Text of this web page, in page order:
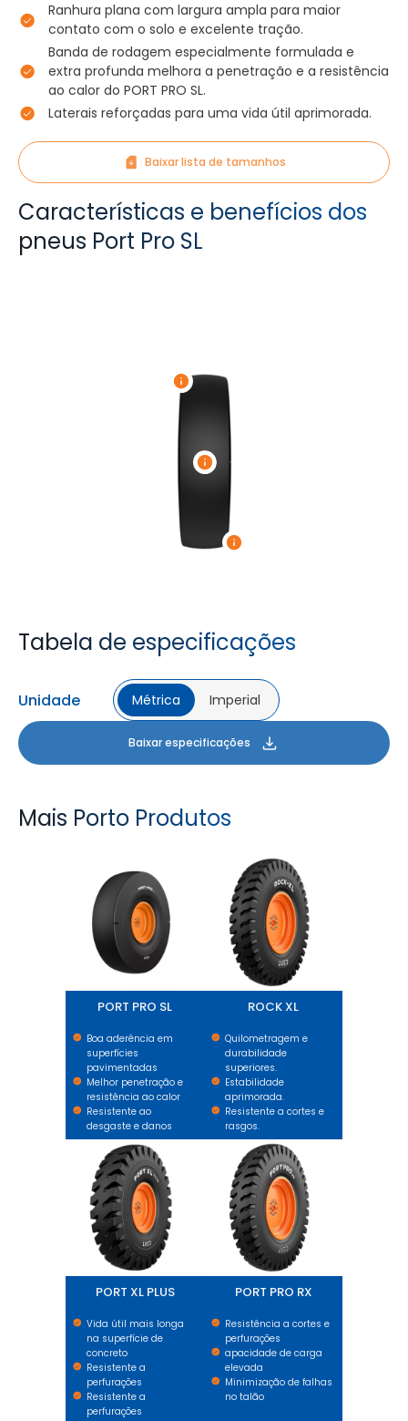
Ranhura plana com largura ampla para maior
contato com o solo e excelente tração.
Banda de rodagem especialmente formulada e
extra profunda melhora a penetração e a resistência
ao calor do PORT PRO SL.
Laterais reforçadas para uma vida útil aprimorada.
Baixar lista de tamanhos
Características e benefícios dos
pneus Port Pro SL
Tabela de especificações
Unidade Métrica Imperial
Baixar especificações
Mais Porto Produtos
PORT PRO SL
Boa aderência em
superfícies
pavimentadas
Melhor penetração e
resistência ao calor
Resistente ao
desgaste e danos
ROCK XL
Quilometragem e
durabilidade
superiores.
Estabilidade
aprimorada.
Resistente a cortes e
rasgos.
PORT XL PLUS
Vida útil mais longa
na superfície de
concreto
Resistente a
perfurações
Resistente a
perfurações
PORT PRO RX
Resistência a cortes e
perfurações
apacidade de carga
elevada
Minimização de falhas
no talão